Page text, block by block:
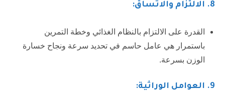
8. الالتزام والاتساق:
القدرة على الالتزام بالنظام الغذائي وخطة التمرين
باستمرار هي عامل حاسم في تحديد سرعة ونجاح خسارة
الوزن بسرعة.
9. العوامل الوراثية: